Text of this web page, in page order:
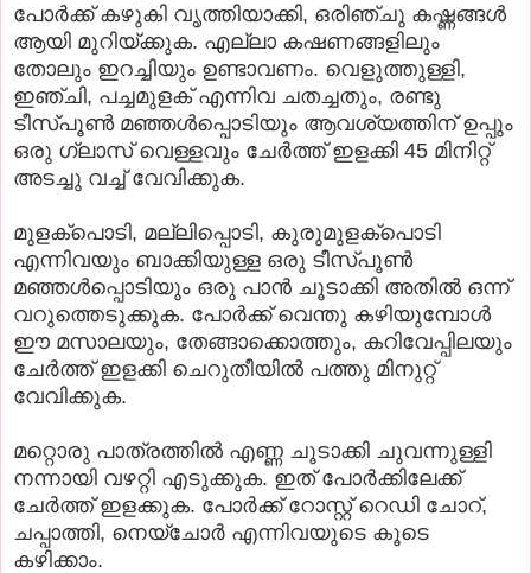
പോര്‍ക്ക് കഴുകി വൃത്തിയാക്കി, ഒരിഞ്ചു കഷ്ണങ്ങള്‍
ആയി മുറിയ്ക്കുക. എല്ലാ കഷണങ്ങളിലും
തോലും ഇറച്ചിയും ഉണ്ടാവണം. വെളുത്തുള്ളി,
ഇഞ്ചി, പച്ചമുളക് എന്നിവ ചതച്ചതും, രണ്ടു
ടീസ്പൂണ്‍ മഞ്ഞള്‍പ്പൊടിയും ആവശ്യത്തിന് ഉപ്പും
ഒരു ഗ്ലാസ്‌ വെള്ളവും ചേര്‍ത്ത് ഇളക്കി 45 മിനിറ്റ്
അടച്ചു വച്ച് വേവിക്കുക.
മുളക്പൊടി, മല്ലിപ്പൊടി, കുരുമുളക്പൊടി
എന്നിവയും ബാക്കിയുള്ള ഒരു ടീസ്പൂണ്‍
മഞ്ഞള്‍പ്പൊടിയും ഒരു പാന്‍ ചൂടാക്കി അതില്‍ ഒന്ന്
വറുത്തെടുക്കുക. പോര്‍ക്ക് വെന്തു കഴിയുമ്പോള്‍
ഈ മസാലയും, തേങ്ങാക്കൊത്തും, കറിവേപ്പിലയും
ചേര്‍ത്ത് ഇളക്കി ചെറുതീയില്‍ പത്തു മിനുറ്റ്
വേവിക്കുക.
മറ്റൊരു പാത്രത്തില്‍ എണ്ണ ചൂടാക്കി ചുവന്നുള്ളി
നന്നായി വഴറ്റി എടുക്കുക. ഇത് പോര്‍ക്കിലേക്ക്
ചേര്‍ത്ത് ഇളക്കുക. പോര്‍ക്ക്‌ റോസ്റ്റ്‌ റെഡി ചോറ്,
ചപ്പാത്തി, നെയ്ചോര്‍ എന്നിവയുടെ കൂടെ
കഴിക്കാം.